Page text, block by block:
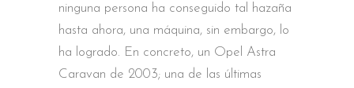
ninguna persona ha conseguido tal hazaña
hasta ahora, una máquina, sin embargo, lo
ha logrado. En concreto, un Opel Astra
Caravan de 2003; una de las últimas